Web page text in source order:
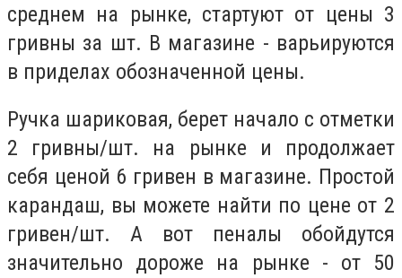
среднем на рынке, стартуют от цены 3
гривны за шт. В магазине - варьируются
в приделах обозначенной цены.
Ручка шариковая, берет начало с отметки
2 гривны/шт. на рынке и продолжает
себя ценой 6 гривен в магазине. Простой
карандаш, вы можете найти по цене от 2
гривен/шт. А вот пеналы обойдутся
значительно дороже на рынке - от 50